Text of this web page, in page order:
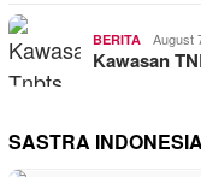
BERITA August
Kawasan
SASTRA INDONESIA